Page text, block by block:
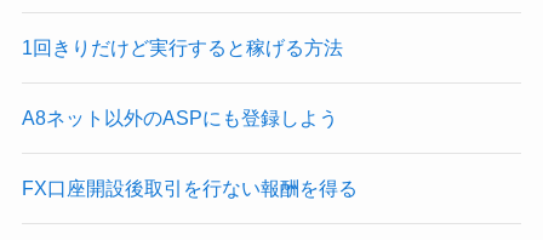
1回きりだけど実行すると稼げる方法
A8ネット以外のASPにも登録しよう
FX口座開設後取引を行ない報酬を得る